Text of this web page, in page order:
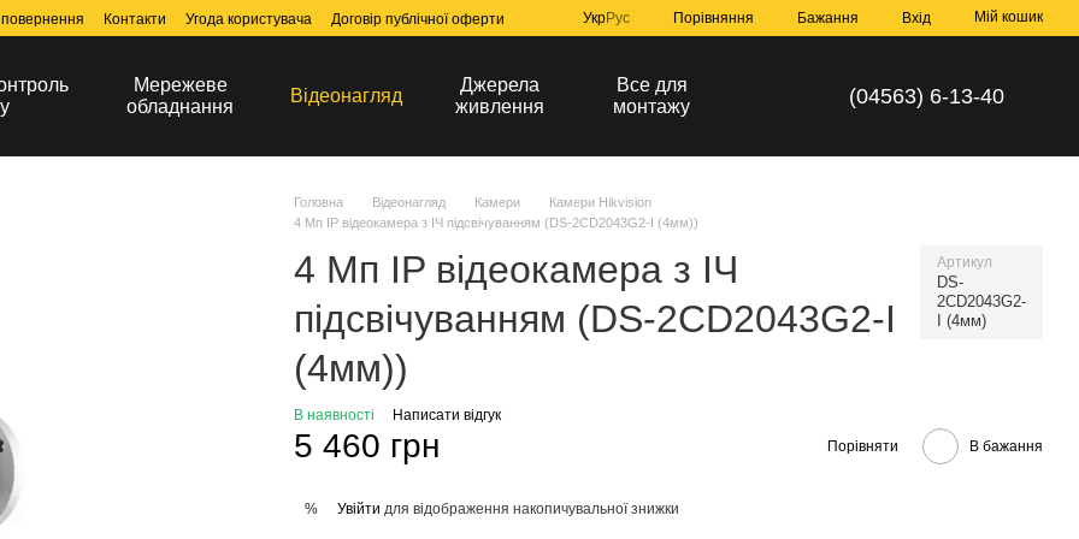
Контакти Угода користувача Договір публічної оферти УкрРус Порівняння Бажання Вхід Мій кошик
Мережеве
обладнання
Відеонагляд
Джерела
живлення
Все для
монтажу
(04563) 6-13-40
Головна Відеонагляд Камери
Камери Hikvision
4 Мп IP відеокамера з ІЧ підсвічуванням (DS-2CD2043G2-I (4мм))
4 Мп IP відеокамера з ІЧ
підсвічуванням (DS-2CD2043G2-I
(4мм))
Артикул
DS-
2CD2043G2-
I (4мм)
В наявності Написати відгук
5 460 грн Порівняти В бажання
% Увійти для відображення накопичувальної знижки